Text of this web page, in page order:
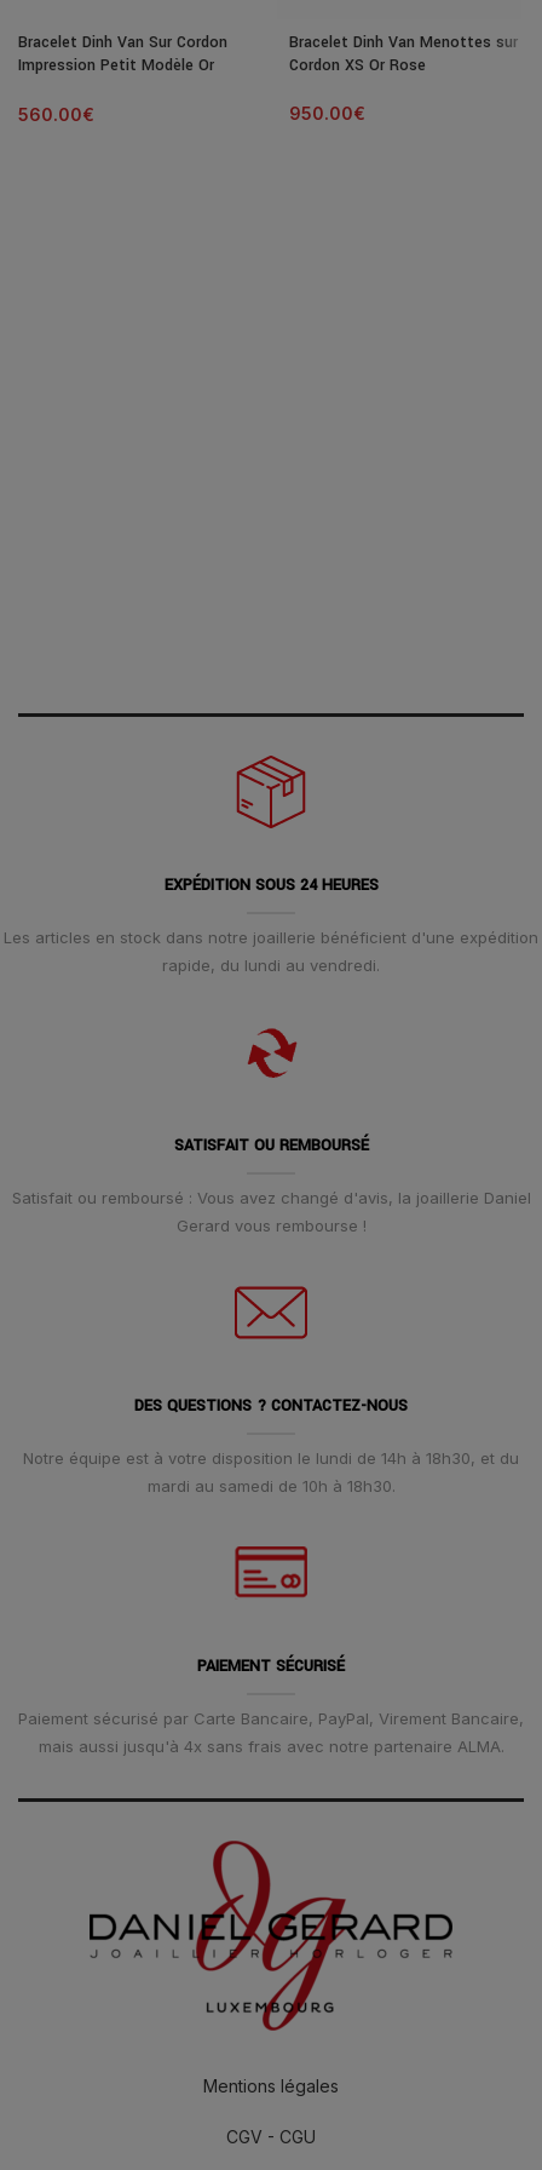
Bracelet Dinh Van Sur Cordon
Impression Petit Modèle Or
560.00€
Bracelet Dinh Van Menottes sur
Cordon XS Or Rose
950.00€
EXPÉDITION SOUS 24 HEURES
Les articles en stock dans notre joaillerie bénéficient d'une expédition
rapide, du lundi au vendredi.
SATISFAIT OU REMBOURSÉ
Satisfait ou remboursé : Vous avez changé d'avis, la joaillerie Daniel
Gerard vous rembourse !
DES QUESTIONS ? CONTACTEZ-NOUS
Notre équipe est à votre disposition le lundi de 14h à 18h30, et du
mardi au samedi de 10h à 18h30.
PAIEMENT SÉCURISÉ
Paiement sécurisé par Carte Bancaire, PayPal, Virement Bancaire,
mais aussi jusqu'à 4x sans frais avec notre partenaire ALMA.
Mentions légales
CGV - CGU